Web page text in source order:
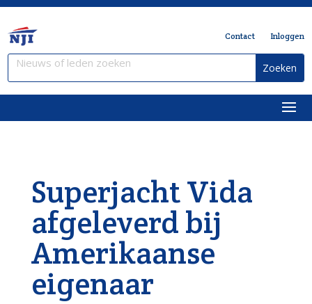
Contact Inloggen
Superjacht Vida
afgeleverd bij
Amerikaanse
eigenaar